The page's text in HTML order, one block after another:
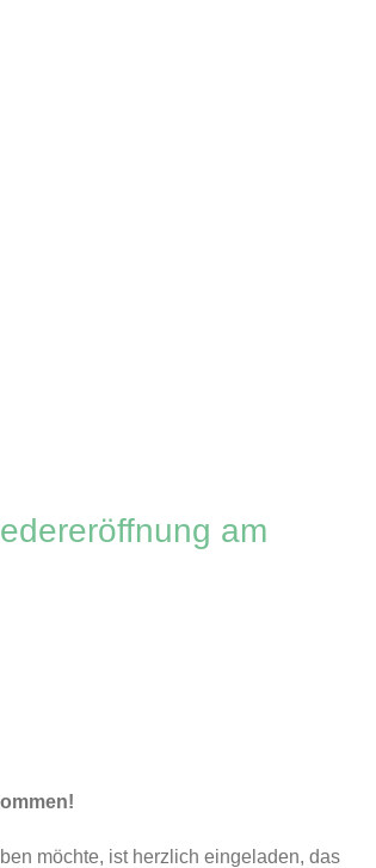
am
möchte, ist herzlich eingeladen, das